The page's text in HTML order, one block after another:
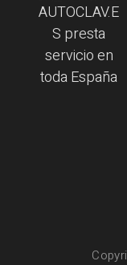
AUTOCLAV.E
S presta
servicio en
toda España